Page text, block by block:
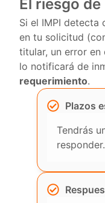
El riesgo
Si el IMPI detecta
en tu solicitud
titular, un error
lo notificará de
requerimiento.
Plazos
Tendrás
responder.